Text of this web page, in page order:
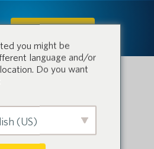
IN DEN SHOP
angezeigte Preis
Verkaufspreis des
you might be
language and/or
Do you want
(US)